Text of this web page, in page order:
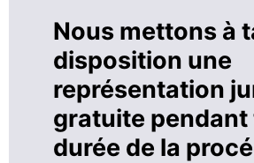
Nous mettons à
disposition une
représentation
gratuite pendant
durée de la